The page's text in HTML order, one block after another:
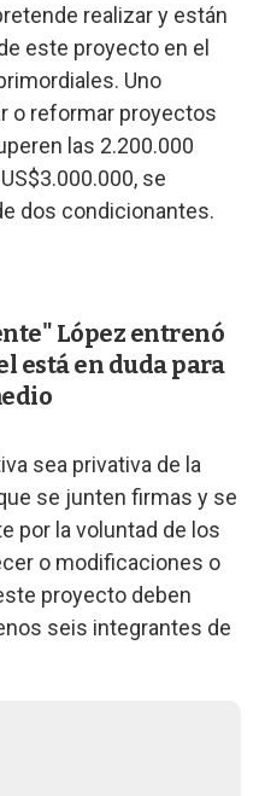
realizar y están
este proyecto en el
Uno
o reformar proyectos
las 2.200.000
se
dos condicionantes.
López entrenó
está en duda para
sea privativa de la
se junten firmas y se
por la voluntad de los
o modificaciones o
proyecto deben
seis integrantes de